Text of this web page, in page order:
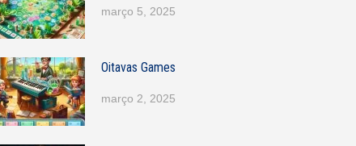
março 5, 2025
Oitavas Games
março 2, 2025